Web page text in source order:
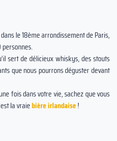
le 18ème arrondissement de Paris,
sert de délicieux whiskys, des stouts
que nous pourrons déguster devant
fois dans votre vie, sachez que vous
la vraiebière irlandaise!